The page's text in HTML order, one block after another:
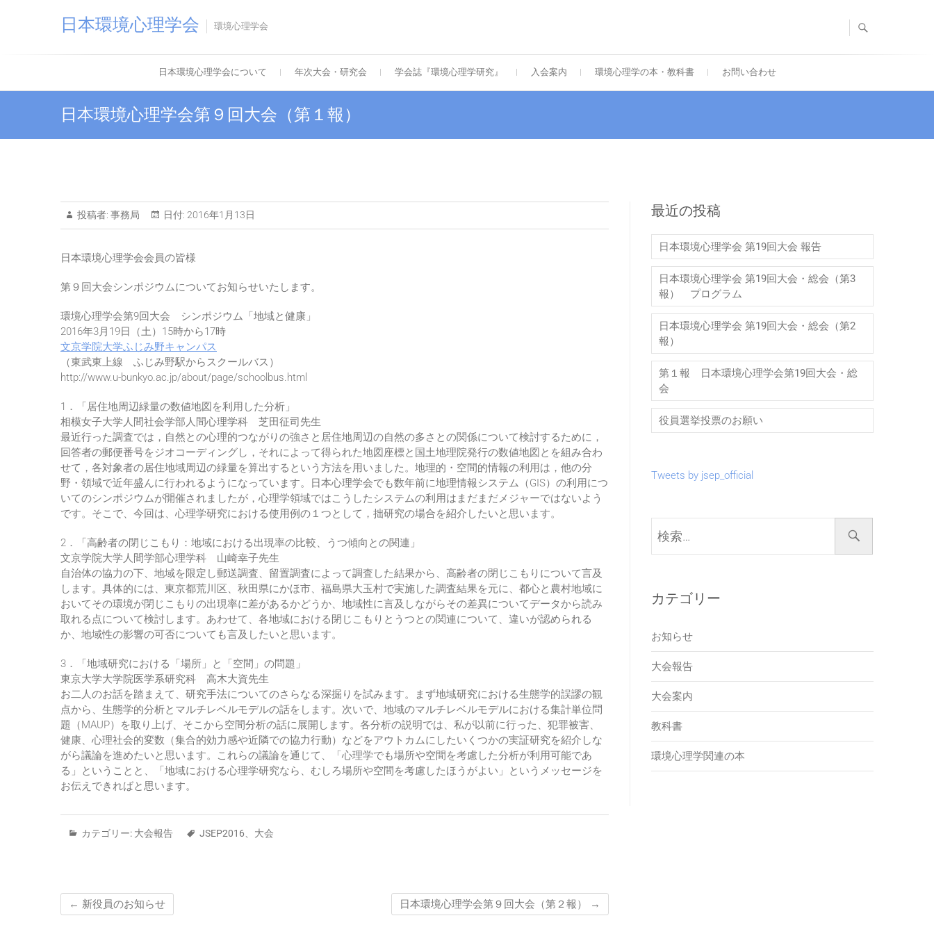
日本環境心理学会 環境心理学会
日本環境心理学会について 年次大会・研究会 学会誌『環境心理学研究』 入会案内 環境心理学の本・教科書 お問い合わせ
日本環境心理学会第９回大会（第１報）
投稿者: 事務局 日付: 2016年1月13日
日本環境心理学会会員の皆様
第９回大会シンポジウムについてお知らせいたします。
環境心理学会第9回大会 シンポジウム「地域と健康」
2016年3月19日（土）15時から17時
文京学院大学ふじみ野キャンパス
（東武東上線 ふじみ野駅からスクールバス）
http://www.u-bunkyo.ac.jp/about/page/schoolbus.html
1．「居住地周辺緑量の数値地図を利用した分析」
相模女子大学人間社会学部人間心理学科 芝田征司先生
最近行った調査では，自然との心理的つながりの強さと居住地周辺の自然の多さとの関係について検討するために，
回答者の郵便番号をジオコーディングし，それによって得られた地図座標と国土地理院発行の数値地図とを組み合わ
せて，各対象者の居住地域周辺の緑量を算出するという方法を用いました。地理的・空間的情報の利用は，他の分
野・領域で近年盛んに行われるようになっています。日本心理学会でも数年前に地理情報システム（GIS）の利用につ
いてのシンポジウムが開催されましたが，心理学領域ではこうしたシステムの利用はまだまだメジャーではないよう
です。そこで、今回は、心理学研究における使用例の１つとして，拙研究の場合を紹介したいと思います。
2．「高齢者の閉じこもり：地域における出現率の比較、うつ傾向との関連」
文京学院大学人間学部心理学科 山崎幸子先生
自治体の協力の下、地域を限定し郵送調査、留置調査によって調査した結果から、高齢者の閉じこもりについて言及
します。具体的には、東京都荒川区、秋田県にかほ市、福島県大玉村で実施した調査結果を元に、都心と農村地域に
おいてその環境が閉じこもりの出現率に差があるかどうか、地域性に言及しながらその差異についてデータから読み
取れる点について検討します。あわせて、各地域における閉じこもりとうつとの関連について、違いが認められる
か、地域性の影響の可否についても言及したいと思います。
3．「地域研究における「場所」と「空間」の問題」
東京大学大学院医学系研究科 高木大資先生
お二人のお話を踏まえて、研究手法についてのさらなる深掘りを試みます。まず地域研究における生態学的誤謬の観
点から、生態学的分析とマルチレベルモデルの話をします。次いで、地域のマルチレベルモデルにおける集計単位問
題（MAUP）を取り上げ、そこから空間分析の話に展開します。各分析の説明では、私が以前に行った、犯罪被害、
健康、心理社会的変数（集合的効力感や近隣での協力行動）などをアウトカムにしたいくつかの実証研究を紹介しな
がら議論を進めたいと思います。これらの議論を通じて、「心理学でも場所や空間を考慮した分析が利用可能であ
る」ということと、「地域における心理学研究なら、むしろ場所や空間を考慮したほうがよい」というメッセージを
お伝えできればと思います。
カテゴリー: 大会報告 JSEP2016 大会
← 新役員のお知らせ 日本環境心理学会第９回大会（第２報） →
最近の投稿
日本環境心理学会 第19回大会 報告
日本環境心理学会 第19回大会・総会（第3
報） プログラム
日本環境心理学会 第19回大会・総会（第2
報）
第１報 日本環境心理学会第19回大会・総
会
役員選挙投票のお願い
Tweets by jsep_official
索…
カテゴリー
お知らせ
大会報告
大会案内
教科書
環境心理学関連の本